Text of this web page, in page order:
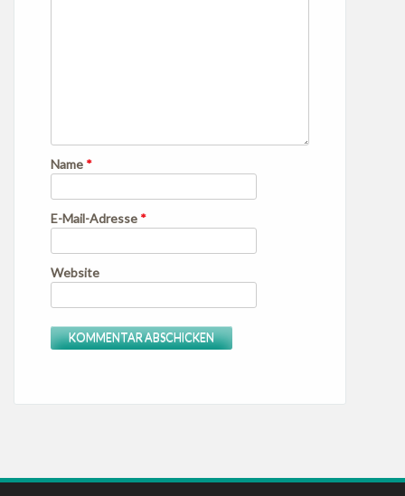
Name *
E-Mail-Adresse *
Website